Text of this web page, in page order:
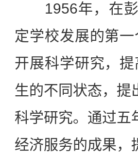
1956年，在彭
定学校发展的第
开展科学研究，
生的不同状态，提
科学研究。通过五
经济服务的成果，